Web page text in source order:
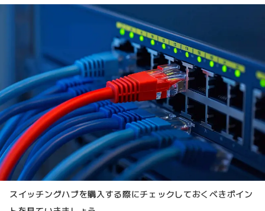
スイッチングハブを購入する際にチェックしておくべきポイン